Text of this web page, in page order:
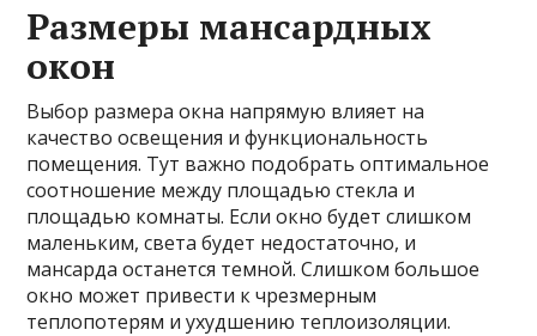
Размеры мансардных
окон
Выбор размера окна напрямую влияет на
качество освещения и функциональность
помещения. Тут важно подобрать оптимальное
соотношение между площадью стекла и
площадью комнаты. Если окно будет слишком
маленьким, света будет недостаточно, и
мансарда останется темной. Слишком большое
окно может привести к чрезмерным
теплопотерям и ухудшению теплоизоляции.